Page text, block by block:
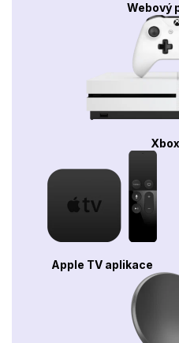
Webový
Apple TV aplikace